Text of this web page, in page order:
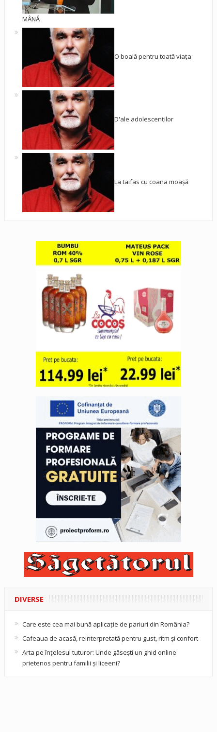
MÂNĂ
O boală pentru toată viața
D'ale adolescenților
La taifas cu coana moașă
DIVERSE
Care este cea mai bună aplicație de pariuri din România?
Cafeaua de acasă, reinterpretată pentru gust, ritm și confort
Arta pe înțelesul tuturor: Unde găsești un ghid online
prietenos pentru familii și liceeni?